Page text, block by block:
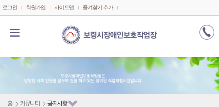
로그인 회원가입 사이트맵 즐겨찾기 추가
홈 커뮤니티 공지사항